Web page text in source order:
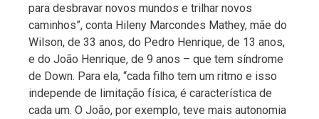
para desbravar novos mundos e trilhar novos
caminhos”, conta Hileny Marcondes Mathey, mãe do
Wilson, de 33 anos, do Pedro Henrique, de 13 anos,
e do João Henrique, de 9 anos – que tem síndrome
de Down. Para ela, “cada filho tem um ritmo e isso
independe de limitação física, é característica de
cada um. O João, por exemplo, teve mais autonomia